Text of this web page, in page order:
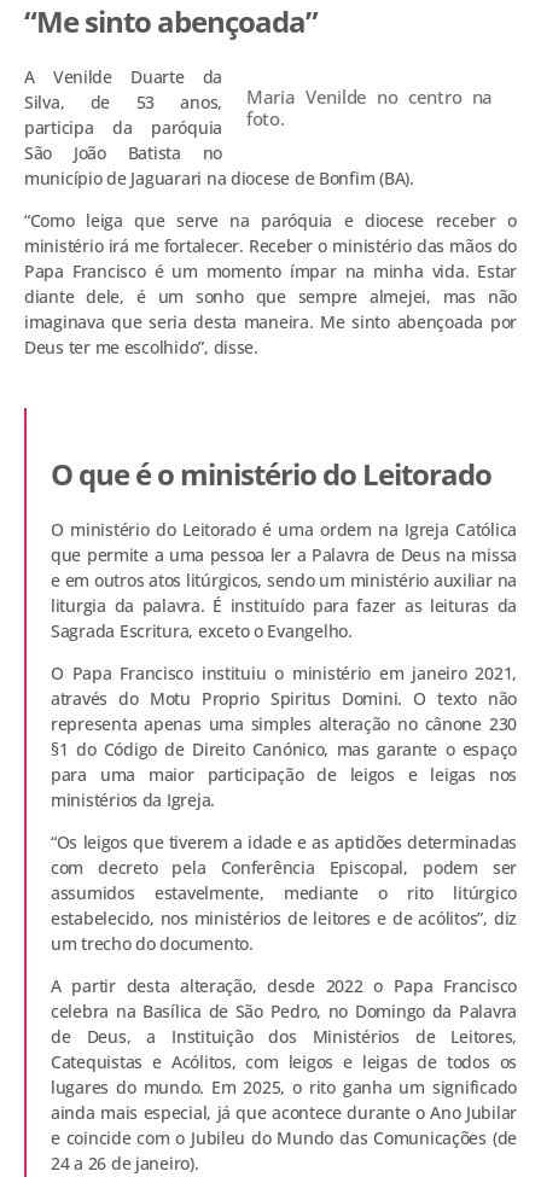
“Me sinto abençoada”
Maria Venilde no centro na
foto.
A Venilde Duarte da
Silva, de 53 anos,
participa da paróquia
São João Batista no
município de Jaguarari na diocese de Bonfim (BA).
“Como leiga que serve na paróquia e diocese receber o
ministério irá me fortalecer. Receber o ministério das mãos do
Papa Francisco é um momento ímpar na minha vida. Estar
diante dele, é um sonho que sempre almejei, mas não
imaginava que seria desta maneira. Me sinto abençoada por
Deus ter me escolhido”, disse.
O que é o ministério do Leitorado
O ministério do Leitorado é uma ordem na Igreja Católica
que permite a uma pessoa ler a Palavra de Deus na missa
e em outros atos litúrgicos, sendo um ministério auxiliar na
liturgia da palavra. É instituído para fazer as leituras da
Sagrada Escritura, exceto o Evangelho.
O Papa Francisco instituiu o ministério em janeiro 2021,
através do Motu Proprio Spiritus Domini. O texto não
representa apenas uma simples alteração no cânone 230
§1 do Código de Direito Canónico, mas garante o espaço
para uma maior participação de leigos e leigas nos
ministérios da Igreja.
“Os leigos que tiverem a idade e as aptidões determinadas
com decreto pela Conferência Episcopal, podem ser
assumidos estavelmente, mediante o rito litúrgico
estabelecido, nos ministérios de leitores e de acólitos”, diz
um trecho do documento.
A partir desta alteração, desde 2022 o Papa Francisco
celebra na Basílica de São Pedro, no Domingo da Palavra
de Deus, a Instituição dos Ministérios de Leitores,
Catequistas e Acólitos, com leigos e leigas de todos os
lugares do mundo. Em 2025, o rito ganha um significado
ainda mais especial, já que acontece durante o Ano Jubilar
e coincide com o Jubileu do Mundo das Comunicações (de
24 a 26 de janeiro).